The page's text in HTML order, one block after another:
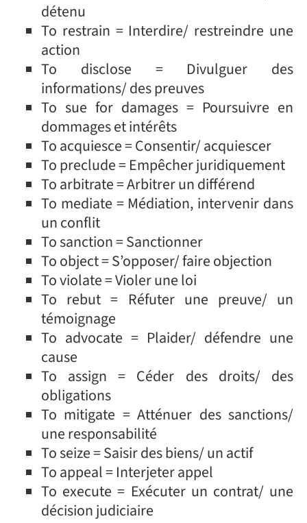
détenu
To restrain = Interdire/ restreindre une
action
To disclose = Divulguer des
informations/ des preuves
To sue for damages = Poursuivre en
dommages et intérêts
To acquiesce = Consentir/ acquiescer
To preclude = Empêcher juridiquement
To arbitrate = Arbitrer un différend
To mediate = Médiation, intervenir dans
un conflit
To sanction = Sanctionner
To object = S’opposer/ faire objection
To violate = Violer une loi
To rebut = Réfuter une preuve/ un
témoignage
To advocate = Plaider/ défendre une
cause
To assign = Céder des droits/ des
obligations
To mitigate = Atténuer des sanctions/
une responsabilité
To seize = Saisir des biens/ un actif
To appeal = Interjeter appel
To execute = Exécuter un contrat/ une
décision judiciaire